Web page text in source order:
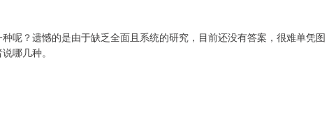
呢？遗憾的是由于缺乏全面且系统的研究，目前还没有答案，很难单凭图
哪几种。